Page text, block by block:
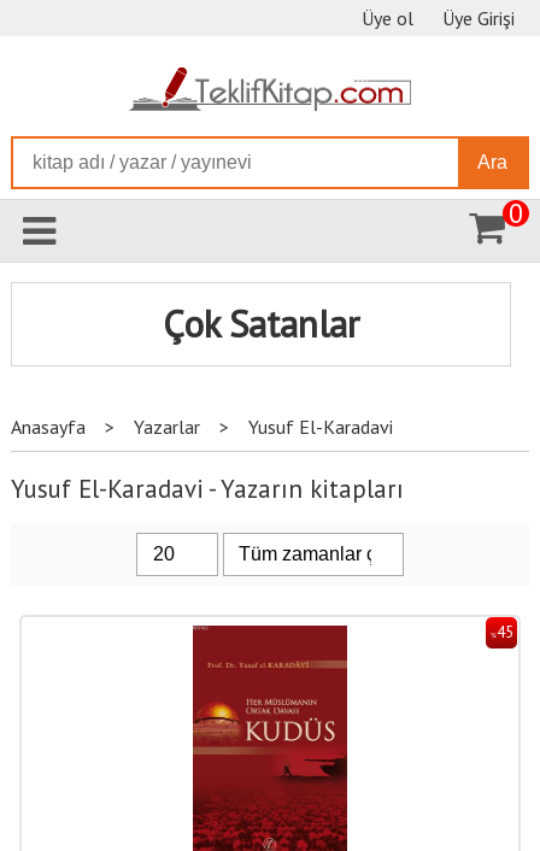
Üye ol Üye Girişi
Ara
0
Çok Satanlar
Anasayfa > Yazarlar > Yusuf El-Karadavi
Yusuf El-Karadavi - Yazarın kitapları
%45